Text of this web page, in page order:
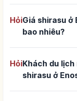
HỏiGiá shirasu ở
bao nhiêu?
HỏiKhách du lịch
shirasu ở